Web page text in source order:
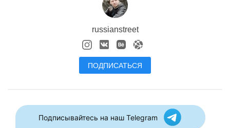
russianstreet
ПОДПИСАТЬСЯ
Подписывайтесь на наш Telegram